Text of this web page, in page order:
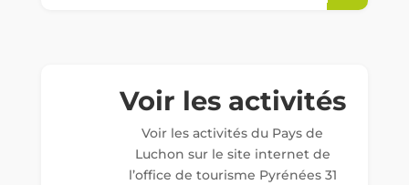
Voir les activités
Voir les activités du Pays de
Luchon sur le site internet de
l’office de tourisme Pyrénées 31